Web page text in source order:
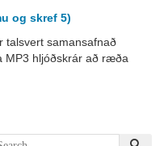
og skref 5)
talsvert samansafnað
MP3 hljóðskrár að ræða